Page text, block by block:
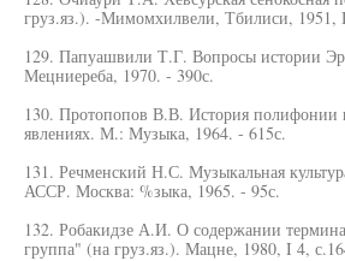
груз.яз.). -Мимомхилвели, Тбилиси, 1951,
129. Папуашвили Т.Г. Вопросы истории
Мецниереба, 1970. - 390с.
130. Протопопов В.В. История полифонии
явлениях. М.: Музыка, 1964. - 615с.
131. Речменский Н.С. Музыкальная
АССР. Москва: %зыка, 1965. - 95с.
132. Робакидзе А.И. О содержании
группа" (на груз.яз.). Мацне, 1980, I 4,